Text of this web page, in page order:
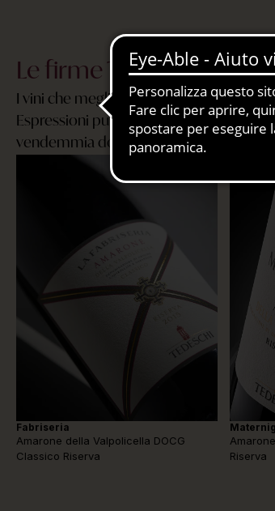
Le firme Tedeschi
I vini che meglio incarnano la nostra
Espressioni pure della Valpolicella,
vendemmia dopo vendemmia.
Fabriseria
Amarone della Valpolicella DOCG
Classico Riserva
Riserva